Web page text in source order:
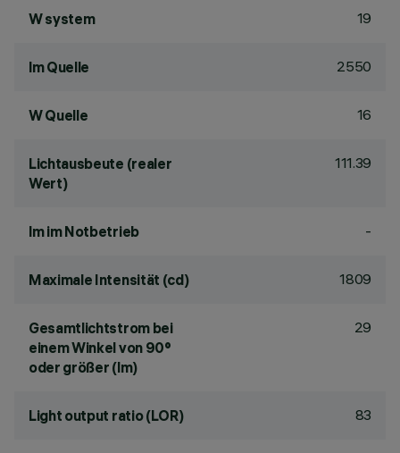
W system 19
lm Quelle 2550
W Quelle 16
Lichtausbeute (realer
Wert)
111.39
lm im Notbetrieb -
Maximale Intensität (cd) 1809
Gesamtlichtstrom bei
einem Winkel von 90°
oder größer (lm)
29
Light output ratio (LOR) 83